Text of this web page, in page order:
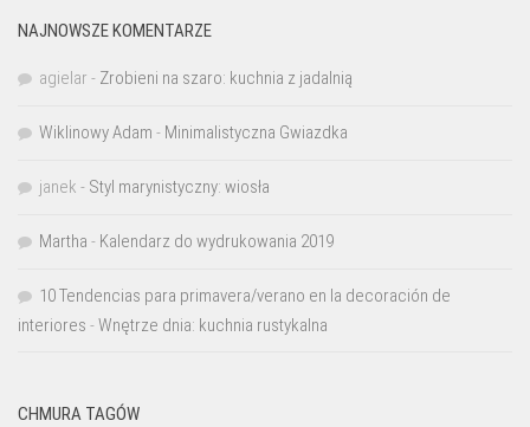
NAJNOWSZE KOMENTARZE
agielar - Zrobieni na szaro: kuchnia z jadalnią
Wiklinowy Adam - Minimalistyczna Gwiazdka
janek - Styl marynistyczny: wiosła
Martha - Kalendarz do wydrukowania 2019
10 Tendencias para primavera/verano en la decoración de
interiores -Wnętrze dnia: kuchnia rustykalna
CHMURA TAGÓW